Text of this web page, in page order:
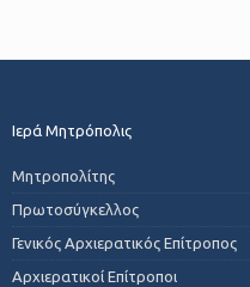
Ιερά Μητρόπολις
Μητροπολίτης
Πρωτοσύγκελλος
Γενικός Αρχιερατικός Επίτροπος
Αρχιερατικοί Επίτροποι